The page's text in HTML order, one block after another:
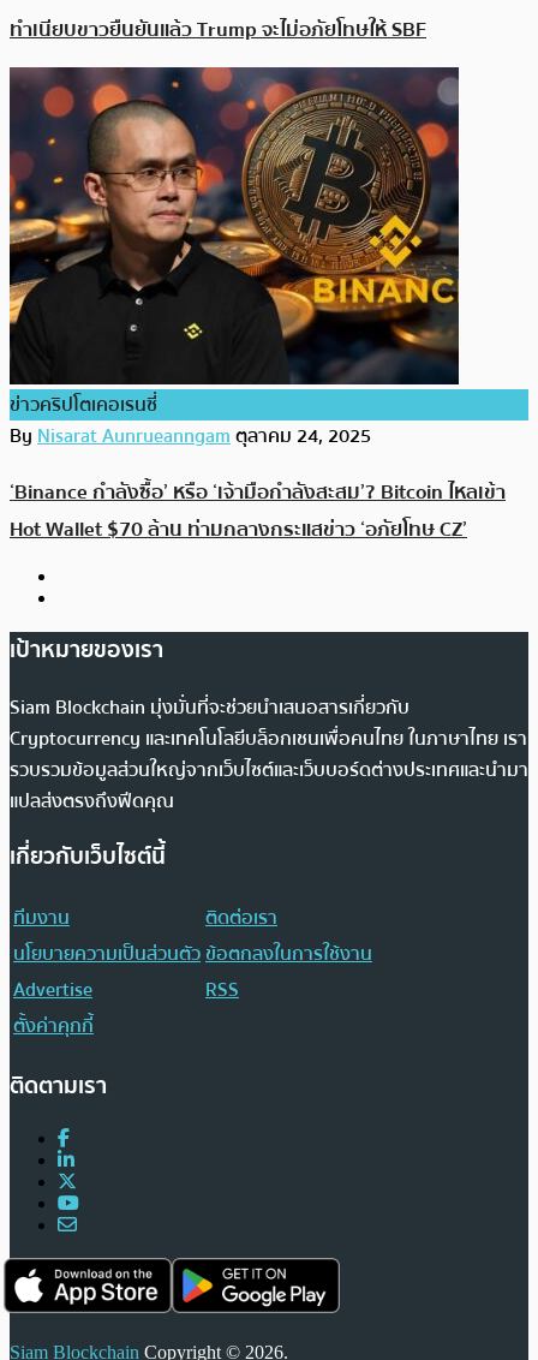
ทำเนียบขาวยืนยันแล้ว Trump จะไม่อภัยโทษให้ SBF
ข่าวคริปโตเคอเรนซี่
ByNisarat Aunrueanngamตุลาคม 24, 2025
‘Binance กำลังซื้อ’ หรือ ‘เจ้ามือกำลังสะสม’? Bitcoin ไหลเข้า
Hot Wallet $70 ล้าน ท่ามกลางกระแสข่าว ‘อภัยโทษ CZ’
เป้าหมายของเรา
Siam Blockchain มุ่งมั่นที่จะช่วยนำเสนอสารเกี่ยวกับ
Cryptocurrency และเทคโนโลยีบล็อกเชนเพื่อคนไทย ในภาษาไทย เรา
รวบรวมข้อมูลส่วนใหญ่จากเว็บไซต์และเว็บบอร์ดต่างประเทศและนำมา
แปลส่งตรงถึงฟีดคุณ
เกี่ยวกับเว็บไซต์นี้
ทีมงาน
ติดต่อเรา
นโยบายความเป็นส่วนตัวข้อตกลงในการใช้งาน
Advertise
RSS
ตั้งค่าคุกกี้
ติดตามเรา
Siam Blockchain Copyright © 2026.